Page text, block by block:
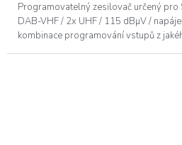
Programovatelný zesilovač určený pro
DAB-VHF / 2x UHF / 115 dBµV /
kombinace programování vstupů z